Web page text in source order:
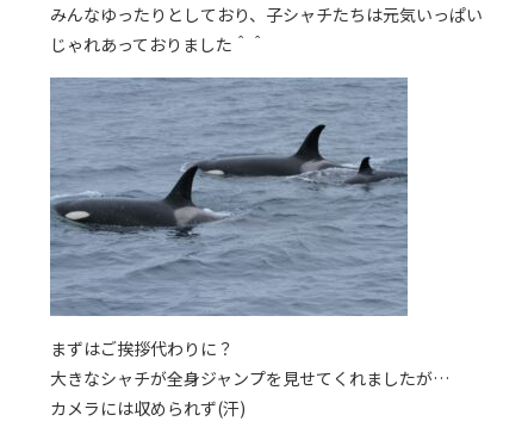
みんなゆったりとしており、子シャチたちは元気いっぱい
じゃれあっておりました＾＾
まずはご挨拶代わりに？
大きなシャチが全身ジャンプを見せてくれましたが…
カメラには収められず(汗)